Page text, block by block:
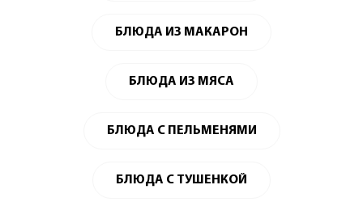
БЛЮДА ИЗ МАКАРОН
БЛЮДА ИЗ МЯСА
БЛЮДА С ПЕЛЬМЕНЯМИ
БЛЮДА С ТУШЕНКОЙ